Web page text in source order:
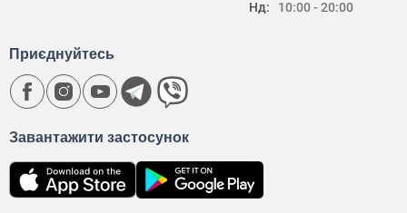
Нд:
10:00 - 20:00
Завантажити застосунок
Приєднуйтесь